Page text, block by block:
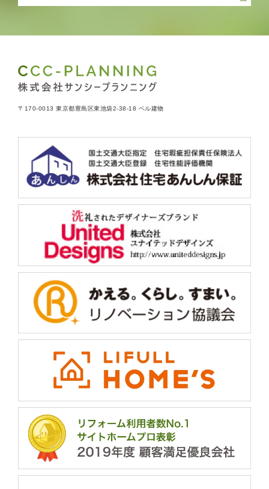
〒170-0013 東京都豊島区東池袋2-38-18 ベル建物